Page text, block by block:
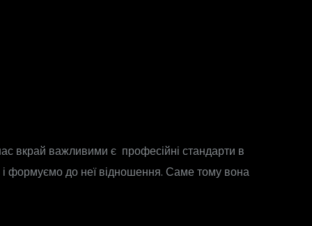
вкрай важливими є професійні стандарти в
і формуємо до неї відношення. Саме тому вона